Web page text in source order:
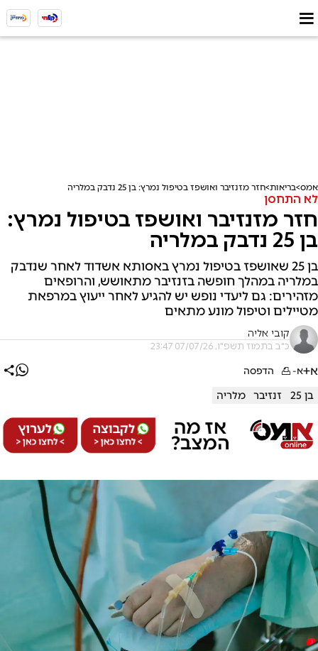
אמס בריאות חזר מזנזיבר ואושפז בטיפול נמרץ: בן 25 נדבק במלריה
לא התחסן
חזר מזנזיבר ואושפז בטיפול נמרץ:
בן 25 נדבק במלריה
בן 25 שאושפז בטיפול נמרץ באסותא אשדוד לאחר שנדבק
במלריה במהלך חופשה בזנזיבר מתאושש, והרופאים
מזהירים: גם ליעדי נופש יש להגיע לאחר ייעוץ במרפאת
מטיילים וטיפול מונע מתאים
קובי אליה
כ"ב בתמוז תשפ"ו, 07/07/26 23:47
א+א- הדפסה
בן 25 זנזיבר מלריה